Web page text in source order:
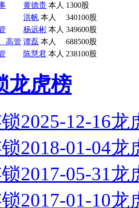
黄德贵 本人 1300股
洪帆 本人
340100股
杨远彬 本人 349600股
高管 谭磊 本人
688500股
陈慧君 本人 238100股
龙虎榜
2025-12-16龙
2018-01-04龙
2017-05-31龙
2017-01-10龙